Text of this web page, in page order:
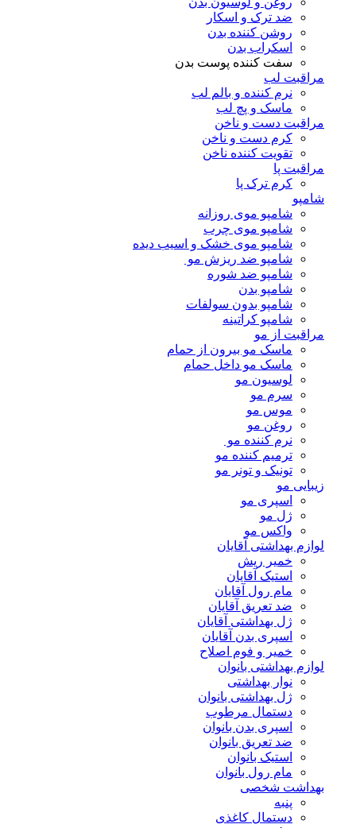
ضد ترک و اسکار
روشن کننده بدن
اسکراب بدن
سفت کننده پوست بدن
مراقبت لب
نرم کننده و بالم لب
ماسک و پچ لب
مراقبت دست و ناخن
کرم دست و ناخن
تقویت کننده ناخن
مراقبت پا
کرم ترک پا
شامپو
شامپو موی روزانه
شامپو موی چرب
شامپو موی خشک و اسیب دیده
شامپو ضد ریزش مو
شامپو ضد شوره
شامپو بدن
شامپو بدون سولفات
شامپو کراتینه
مراقبت از مو
ماسک مو بیرون از حمام
ماسک مو داخل حمام
لوسیون مو
سرم مو
موس مو
روغن مو
نرم کننده مو
ترمیم کننده مو
تونیک و تونر مو
زیبایی مو
اسپری مو
ژل مو
واکس مو
لوازم بهداشتی آقایان
خمیر ریش
استیک آقایان
مام رول آقایان
ضد تعریق آقایان
ژل بهداشتی آقایان
اسپری بدن آقایان
خمیر و فوم اصلاح
لوازم بهداشتی بانوان
نوار بهداشتی
ژل بهداشتی بانوان
دستمال مرطوب
اسپری بدن بانوان
ضد تعریق بانوان
استیک بانوان
مام رول بانوان
بهداشت شخصی
پنبه
دستمال کاغذی